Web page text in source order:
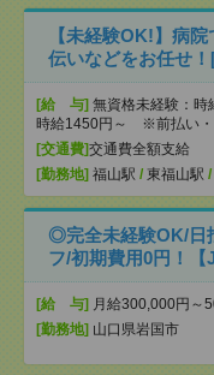
【未経験OK!】病
伝いなどをお任せ
[給 与] 無資格未経験：
時給1450円～ ※前払い・
[交通費]交通費全額支給
[勤務地] 福山駅 / 東福山駅 /
◎完全未経験OK/日
フ/初期費用0円！
[給 与] 月給300,000円～
[勤務地] 山口県岩国市